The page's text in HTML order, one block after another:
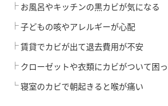
お風呂やキッチンの黒カビが気になる
子どもの咳やアレルギーが心配
賃貸でカビが出て退去費用が不安
クローゼットや衣類にカビがついて困
寝室のカビで朝起きると喉が痛い